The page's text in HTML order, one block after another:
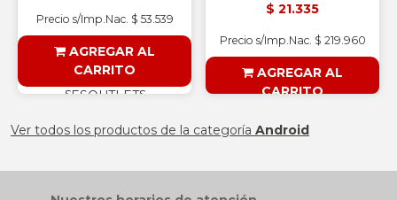
Precio s/Imp.Nac. $ 53.539
AGREGAR AL
CARRITO
§ESOUTLET§
$ 21.335
Precio s/Imp.Nac. $ 219.960
AGREGAR AL
CARRITO
Ver todos los productos de la categoría Android